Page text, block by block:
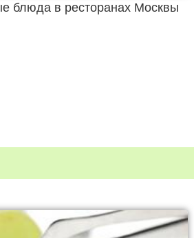
блюда в ресторанах Москвы